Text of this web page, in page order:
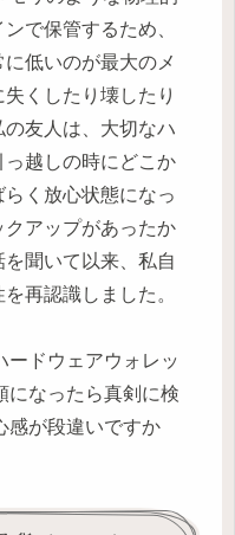
で保管するため、
低いのが最大のメ
くしたり壊したり
友人は、大切なハ
越しの時にどこか
く放心状態になっ
アップがあったか
聞いて以来、私自
再認識しました。
ードウェアウォレッ
になったら真剣に検
感が段違いですか